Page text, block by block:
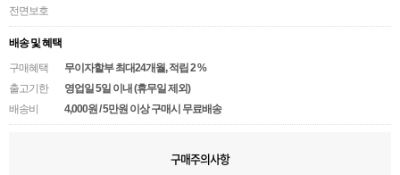
전면보호
배송 및 혜택
구매혜택
무이자할부 최대24개월, 적립 2 %
출고기한
영업일 5일 이내 (휴무일 제외)
배송비
4,000원 / 5만원 이상 구매시 무료배송
구매주의사항